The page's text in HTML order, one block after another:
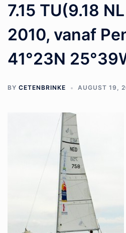
7.15 TU(9.18
2010, vanaf
41°23N
BY CETENBRINKE AUGUST 19,